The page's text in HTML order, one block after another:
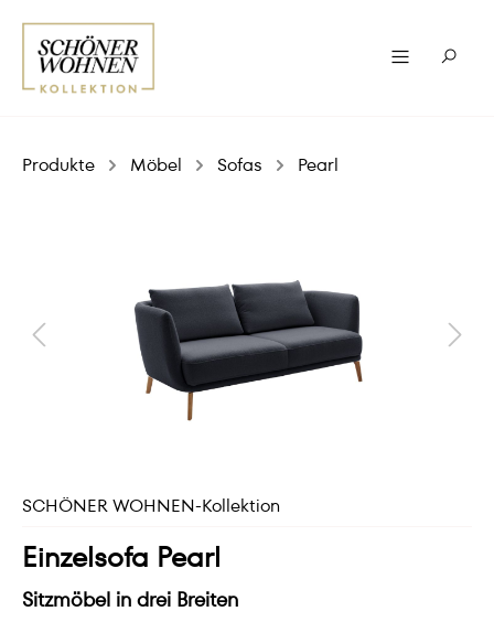
Produkte Möbel Sofas Pearl
SCHÖNER WOHNEN-Kollektion
Einzelsofa Pearl
Sitzmöbel in drei Breiten